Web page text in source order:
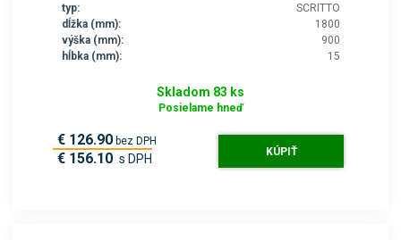
typ:
SCRITTO
dĺžka (mm):
1800
výška (mm):
900
hĺbka (mm):
15
Skladom 83 ks
Posielame hneď
€ 126.90 bez DPH
€ 156.10 s DPH KÚPIŤ